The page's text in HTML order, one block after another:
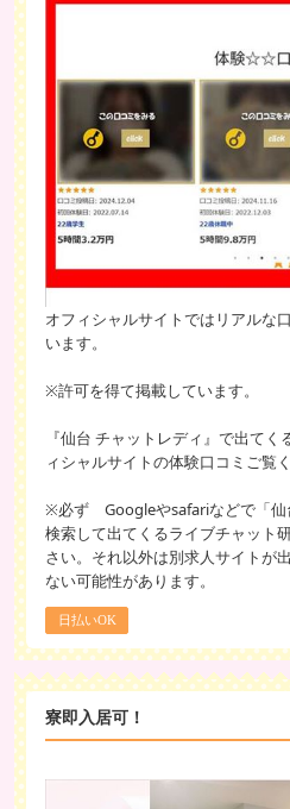
オフィシャルサイトではリアルな
います。
※許可を得て掲載しています。
『仙台 チャットレディ』で出て
ィシャルサイトの体験口コミご覧く
※必ず Googleやsafariなどで「
検索して出てくるライブチャット
さい。それ以外は別求人サイトが
ない可能性があります。
日払いOK
寮即入居可！